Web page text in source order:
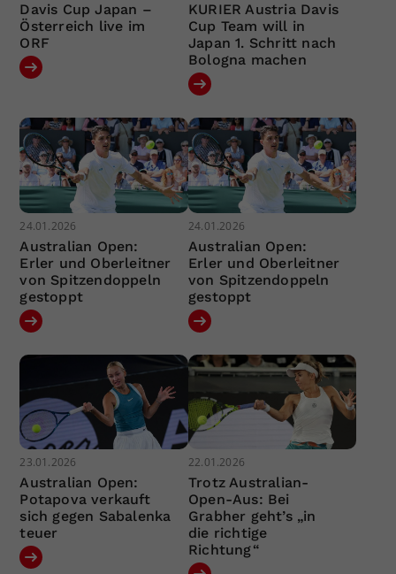
Davis Cup Japan –
Österreich live im
ORF
KURIER Austria Davis
Cup Team will in
Japan 1. Schritt nach
Bologna machen
24.01.2026
Australian Open:
Erler und Oberleitner
von Spitzendoppeln
gestoppt
24.01.2026
Australian Open:
Erler und Oberleitner
von Spitzendoppeln
gestoppt
23.01.2026
Australian Open:
Potapova verkauft
sich gegen Sabalenka
teuer
22.01.2026
Trotz Australian-
Open-Aus: Bei
Grabher geht’s „in
die richtige
Richtung“